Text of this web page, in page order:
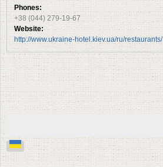
Phones:
+38 (044) 279-19-67
Website:
http://www.ukraine-hotel.kiev.ua/ru/restaurants/